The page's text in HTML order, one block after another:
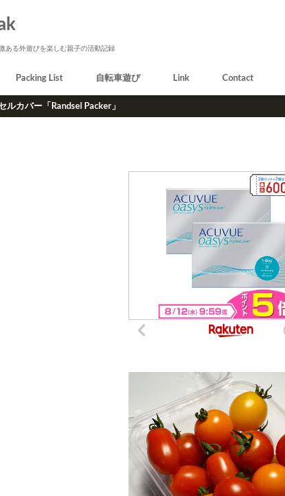
ある外遊びを楽しむ親子の活動記録
Packing List 自転車遊び Link Contact
カバー「Randsel Packer」